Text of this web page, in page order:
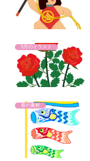
5月のイラスト
春の素材